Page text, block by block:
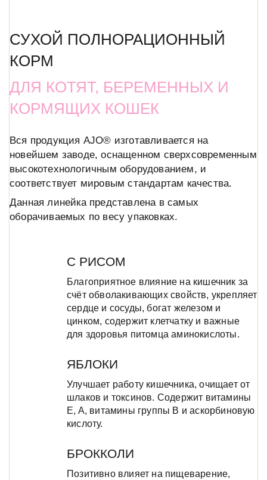
СУХОЙ ПОЛНОРАЦИОННЫЙ
КОРМ
ДЛЯ КОТЯТ, БЕРЕМЕННЫХ И
КОРМЯЩИХ КОШЕК
Вся продукция AJO® изготавливается на
новейшем заводе, оснащенном сверхсовременным
высокотехнологичным оборудованием, и
соответствует мировым стандартам качества.
Данная линейка представлена в самых
оборачиваемых по весу упаковках.
С РИСОМ
Благоприятное влияние на кишечник за
счёт обволакивающих свойств, укрепляет
сердце и сосуды, богат железом и
цинком, содержит клетчатку и важные
для здоровья питомца аминокислоты.
ЯБЛОКИ
Улучшает работу кишечника, очищает от
шлаков и токсинов. Содержит витамины
E, A, витамины группы B и аскорбиновую
кислоту.
БРОККОЛИ
Позитивно влияет на пищеварение,